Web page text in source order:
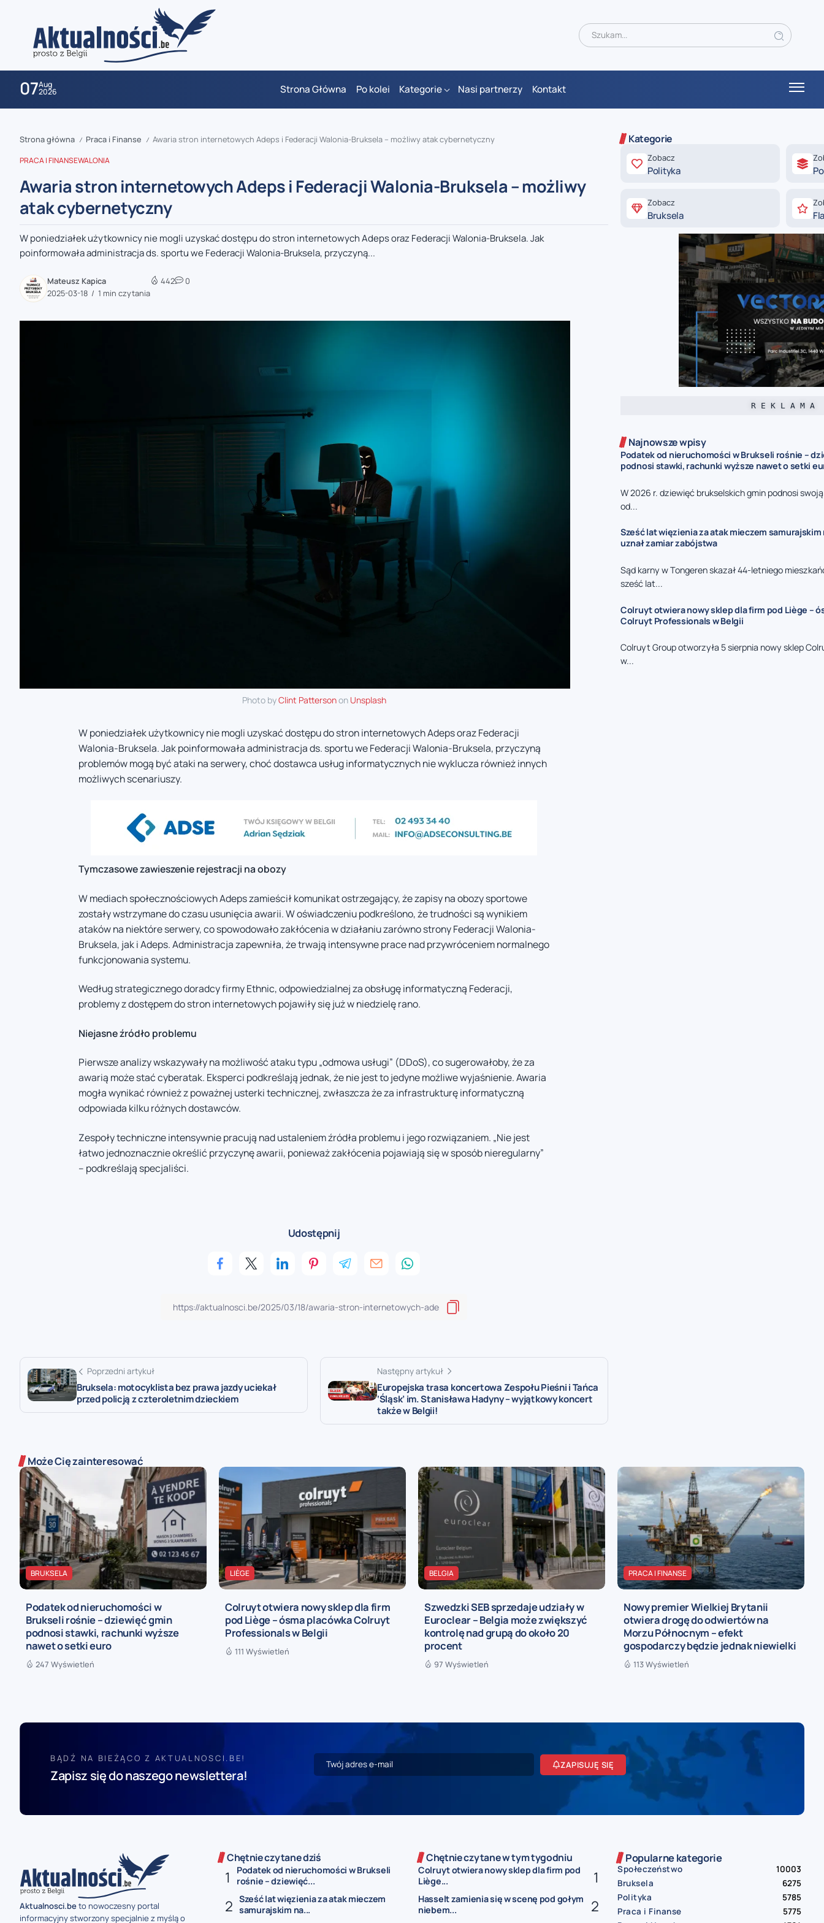
07Aug
2026 Strona Główna Po kolei Kategorie Nasi partnerzy Kontakt
zaobserwuj nas
zaobserwuj nas
zaobserwuj nas
Strona główna / Praca i Finanse / Awaria stron internetowych Adeps i Federacji Walonia-Bruksela – możliwy atak cybernetyczny
PRACA I FINANSEWALONIA
Awaria stron internetowych Adeps i Federacji Walonia-Bruksela – możliwy
atak cybernetyczny
W poniedziałek użytkownicy nie mogli uzyskać dostępu do stron internetowych Adeps oraz Federacji Walonia-Bruksela. Jak
poinformowała administracja ds. sportu we Federacji Walonia-Bruksela, przyczyną...
Mateusz Kapica
2025-03-18
1 min czytania
442 0
Photo byClint Pattersonon Unsplash
W poniedziałek użytkownicy nie mogli uzyskać dostępu do stron internetowych Adeps oraz Federacji
Walonia-Bruksela. Jak poinformowała administracja ds. sportu we Federacji Walonia-Bruksela, przyczyną
problemów mogą być ataki na serwery, choć dostawca usług informatycznych nie wyklucza również innych
możliwych scenariuszy.
Tymczasowe zawieszenie rejestracji na obozy
W mediach społecznościowych Adeps zamieścił komunikat ostrzegający, że zapisy na obozy sportowe
zostały wstrzymane do czasu usunięcia awarii. W oświadczeniu podkreślono, że trudności są wynikiem
ataków na niektóre serwery, co spowodowało zakłócenia w działaniu zarówno strony Federacji Walonia-
Bruksela, jak i Adeps. Administracja zapewniła, że trwają intensywne prace nad przywróceniem normalnego
funkcjonowania systemu.
Według strategicznego doradcy firmy Ethnic, odpowiedzialnej za obsługę informatyczną Federacji,
problemy z dostępem do stron internetowych pojawiły się już w niedzielę rano.
Niejasne źródło problemu
Pierwsze analizy wskazywały na możliwość ataku typu „odmowa usługi” (DDoS), co sugerowałoby, że za
awarią może stać cyberatak. Eksperci podkreślają jednak, że nie jest to jedyne możliwe wyjaśnienie. Awaria
mogła wynikać również z poważnej usterki technicznej, zwłaszcza że za infrastrukturę informatyczną
odpowiada kilku różnych dostawców.
Zespoły techniczne intensywnie pracują nad ustaleniem źródła problemu i jego rozwiązaniem. „Nie jest
łatwo jednoznacznie określić przyczynę awarii, ponieważ zakłócenia pojawiają się w sposób nieregularny”
– podkreślają specjaliści.
Udostępnij
Poprzedni artykuł
Bruksela: motocyklista bez prawa jazdy uciekał
przed policją z czteroletnim dzieckiem
Następny artykuł
Europejska trasa koncertowa Zespołu Pieśni i Tańca
‘Śląsk’ im. Stanisława Hadyny – wyjątkowy koncert
także w Belgii!
Kategorie
Zobacz
Polityka
Zobacz
Bruksela
R E K L A M A
Najnowsze wpisy
Podatek od nieruchomości w Brukseli rośnie –
podnosi stawki, rachunki wyższe nawet o setki
W 2026 r. dziewięć brukselskich gmin podnosi
od...
Sześć lat więzienia za atak mieczem samurajskim
uznał zamiar zabójstwa
Sąd karny w Tongeren skazał 44-letniego
sześć lat...
Colruyt otwiera nowy sklep dla firm pod Liège –
Colruyt Professionals w Belgii
Colruyt Group otworzyła 5 sierpnia nowy sklep
w...
Może Cię zainteresować
BRUKSELA
Podatek od nieruchomości w
Brukseli rośnie – dziewięć gmin
podnosi stawki, rachunki wyższe
nawet o setki euro
247 Wyświetleń
LIÈGE
Colruyt otwiera nowy sklep dla firm
pod Liège – ósma placówka Colruyt
Professionals w Belgii
111 Wyświetleń
BELGIA
Szwedzki SEB sprzedaje udziały w
Euroclear – Belgia może zwiększyć
kontrolę nad grupą do około 20
procent
97 Wyświetleń
PRACA I FINANSE
Nowy premier Wielkiej Brytanii
otwiera drogę do odwiertów na
Morzu Północnym – efekt
gospodarczy będzie jednak niewielki
113 Wyświetleń
BĄDŹ NA BIEŻĄCO Z AKTUALNOSCI.BE!
Zapisz się do naszego newslettera!
ZAPISUJĘ SIĘ
Aktualnosci.beto nowoczesny portal
informacyjny stworzony specjalnie z myślą o
Chętnie czytane dziś
Podatek od nieruchomości w Brukseli
rośnie – dziewięć...
Sześć lat więzienia za atak mieczem
samurajskim na...
Chętnie czytane w tym tygodniu
Colruyt otwiera nowy sklep dla firm pod
Liège...
Hasselt zamienia się w scenę pod gołym
niebem...
Popularne kategorie
Społeczeństwo
10003
Bruksela
6275
Polityka
5785
Praca i Finanse
5775